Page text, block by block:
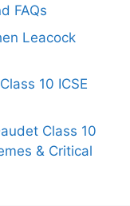
FAQs
Leacock
10 ICSE
Class 10
& Critical